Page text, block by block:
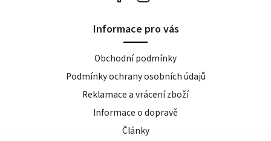
Informace pro vás
Obchodní podmínky
Podmínky ochrany osobních údajů
Reklamace a vrácení zboží
Informace o dopravě
Články